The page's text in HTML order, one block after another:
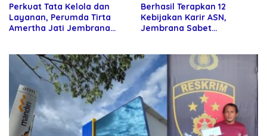
Perkuat Tata Kelola dan
Layanan, Perumda Tirta
Amertha Jati Jembrana
Berhasil Terapkan 12
Kebijakan Karir ASN,
Jembrana Sabet